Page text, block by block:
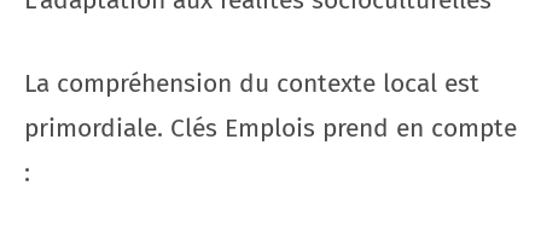
La compréhension du contexte local est
primordiale. Clés Emplois prend en compte
: